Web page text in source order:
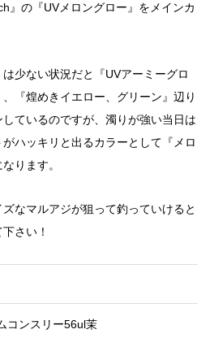
』の『UVメロングロー』をメインカ
少ない状況だと『UVアーミーグロ
『煌めきイエロー、グリーン』辺り
ているのですが、濁りが強い当日は
ハッキリと出るカラーとして『メロ
ります。
なマルアジが狙って釣っていけると
さい！
コンスリー56ul茉